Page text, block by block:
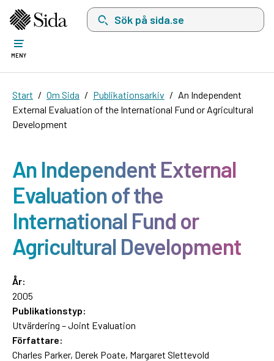
Sök på sida.se, sökförslag kommer att visas
MENY
Start Om Sida Publikationsarkiv
An Independent
External Evaluation of the International Fund or Agricultural
Development
An Independent External
Evaluation of the
International Fund or
Agricultural Development
År:
2005
Publikationstyp:
Utvärdering – Joint Evaluation
Författare:
Charles Parker, Derek Poate, Margaret Slettevold